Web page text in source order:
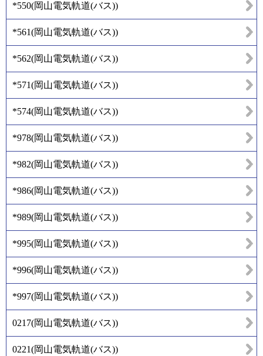
*550(岡山電気軌道(バス))
*561(岡山電気軌道(バス))
*562(岡山電気軌道(バス))
*571(岡山電気軌道(バス))
*574(岡山電気軌道(バス))
*978(岡山電気軌道(バス))
*982(岡山電気軌道(バス))
*986(岡山電気軌道(バス))
*989(岡山電気軌道(バス))
*995(岡山電気軌道(バス))
*996(岡山電気軌道(バス))
*997(岡山電気軌道(バス))
0217(岡山電気軌道(バス))
0221(岡山電気軌道(バス))